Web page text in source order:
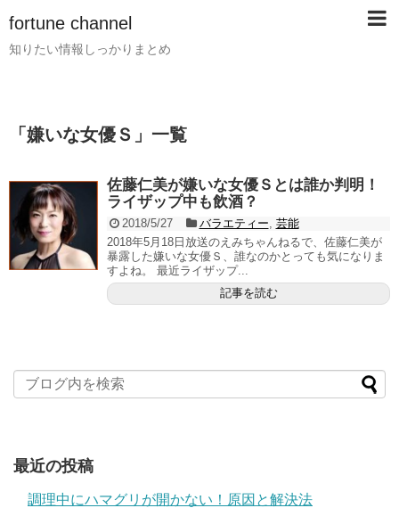
fortune channel
知りたい情報しっかりまとめ
「 嫌いな女優Ｓ 」 一覧
佐藤仁美が嫌いな女優Ｓとは誰か判明！
ライザップ中も飲酒？
2018/5/27 バラエティー 芸能
2018年5月18日放送のえみちゃんねるで、佐藤仁美が
暴露した嫌いな女優Ｓ、誰なのかとっても気になりま
すよね。 最近ライザップ...
記事を読む
最近の投稿
調理中にハマグリが開かない！原因と解決法